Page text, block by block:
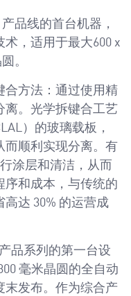
n
品线的首台机器，
，适用于最大600 x
。
合方法：通过使用精
离。光学拆键合工艺
）的玻璃载板，
而顺利实现分离。有
涂层和清洁，从而
序和成本，与传统的
达 30% 的运营成
品系列的第一台设
毫米晶圆的全自动
末发布。作为综合产